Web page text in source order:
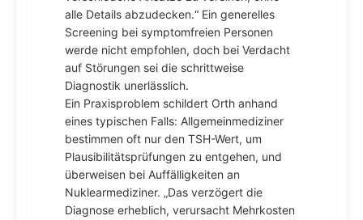
alle Details abzudecken.“ Ein generelles
Screening bei symptomfreien Personen
werde nicht empfohlen, doch bei Verdacht
auf Störungen sei die schrittweise
Diagnostik unerlässlich.
Ein Praxisproblem schildert Orth anhand
eines typischen Falls: Allgemeinmediziner
bestimmen oft nur den TSH-Wert, um
Plausibilitätsprüfungen zu entgehen, und
überweisen bei Auffälligkeiten an
Nuklearmediziner. „Das verzögert die
Diagnose erheblich, verursacht Mehrkosten